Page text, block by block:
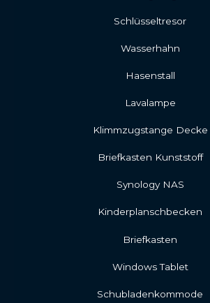
Schlüsseltresor
Wasserhahn
Hasenstall
Lavalampe
Klimmzugstange Decke
Briefkasten Kunststoff
Synology NAS
Kinderplanschbecken
Briefkasten
Windows Tablet
Schubladenkommode